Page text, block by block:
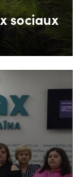
sociaux